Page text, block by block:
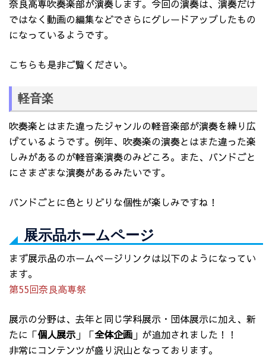
奈良高専吹奏楽部が演奏します。今回の演奏は、演奏だけ
ではなく動画の編集などでさらにグレードアップしたもの
になっているようです。
こちらも是非ご覧ください。
軽音楽
吹奏楽とはまた違ったジャンルの軽音楽部が演奏を繰り広
げているようです。例年、吹奏楽の演奏とはまた違った楽
しみがあるのが軽音楽演奏のみどころ。また、バンドごと
にさまざまな演奏があるみたいです。
バンドごとに色とりどりな個性が楽しみですね！
展示品ホームページ
まず展示品のホームページリンクは以下のようになってい
ます。
第55回奈良高専祭
展示の分野は、去年と同じ学科展示・団体展示に加え、新
たに「個人展示 」「全体企画 」が追加されました！！
非常にコンテンツが盛り沢山となっております。